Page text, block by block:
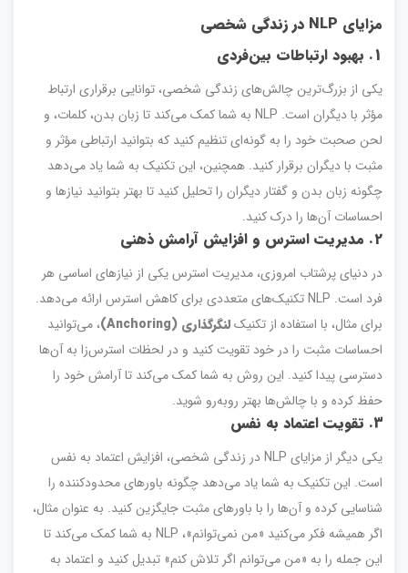
مزایای NLP در زندگی شخصی
1. بهبود ارتباطات بین‌فردی
یکی از بزرگ‌ترین چالش‌های زندگی شخصی، توانایی برقراری ارتباط
مؤثر با دیگران است. NLP به شما کمک می‌کند تا زبان بدن، کلمات، و
لحن صحبت خود را به گونه‌ای تنظیم کنید که بتوانید ارتباطی مؤثر و
مثبت با دیگران برقرار کنید. همچنین، این تکنیک به شما یاد می‌دهد
چگونه زبان بدن و گفتار دیگران را تحلیل کنید تا بهتر بتوانید نیازها و
احساسات آن‌ها را درک کنید.
2. مدیریت استرس و افزایش آرامش ذهنی
در دنیای پرشتاب امروزی، مدیریت استرس یکی از نیازهای اساسی هر
فرد است. NLP تکنیک‌های متعددی برای کاهش استرس ارائه می‌دهد.
برای مثال، با استفاده از تکنیکلنگرگذاری (Anchoring)
، می‌توانید
احساسات مثبت را در خود تقویت کنید و در لحظات استرس‌زا به آن‌ها
دسترسی پیدا کنید. این روش به شما کمک می‌کند تا آرامش خود را
حفظ کرده و با چالش‌ها بهتر روبه‌رو شوید.
3. تقویت اعتماد به نفس
یکی دیگر از مزایای NLP در زندگی شخصی، افزایش اعتماد به نفس
است. این تکنیک به شما یاد می‌دهد چگونه باورهای محدودکننده را
شناسایی کرده و آن‌ها را با باورهای مثبت جایگزین کنید. به عنوان مثال،
اگر همیشه فکر می‌کنید «من نمی‌توانم»، NLP به شما کمک می‌کند تا
این جمله را به «من می‌توانم اگر تلاش کنم» تبدیل کنید و اعتماد به